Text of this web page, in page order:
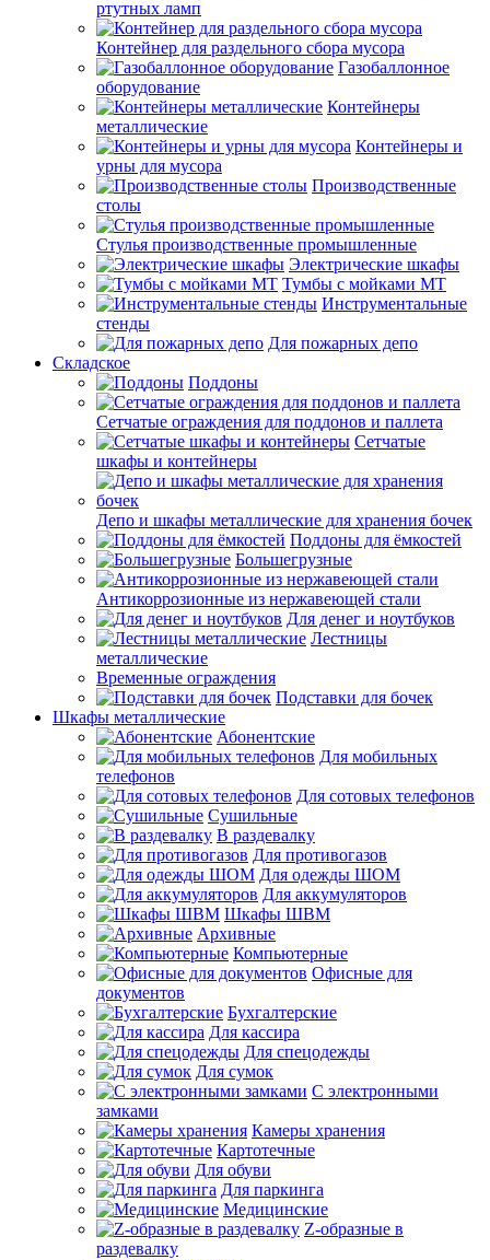
ртутных ламп
Контейнер для раздельного сбора мусора
Газобаллонное
оборудование
Контейнеры
металлические
Контейнеры и
урны для мусора
Производственные
столы
Стулья производственные промышленные
Электрические шкафы
Тумбы с мойками МТ
Инструментальные
стенды
Для пожарных депо
Складское
Поддоны
Сетчатые ограждения для поддонов и паллета
Сетчатые
шкафы и контейнеры
Депо и шкафы металлические для хранения бочек
Поддоны для ёмкостей
Большегрузные
Антикоррозионные из нержавеющей стали
Для денег и ноутбуков
Лестницы
металлические
Временные ограждения
Подставки для бочек
Шкафы металлические
Абонентские
Для мобильных
телефонов
Для сотовых телефонов
Сушильные
В раздевалку
Для противогазов
Для одежды ШОМ
Для аккумуляторов
Шкафы ШВМ
Архивные
Компьютерные
Офисные для
документов
Бухгалтерские
Для кассира
Для спецодежды
Для сумок
С электронными
замками
Камеры хранения
Картотечные
Для обуви
Для паркинга
Медицинские
Z-образные в
раздевалку